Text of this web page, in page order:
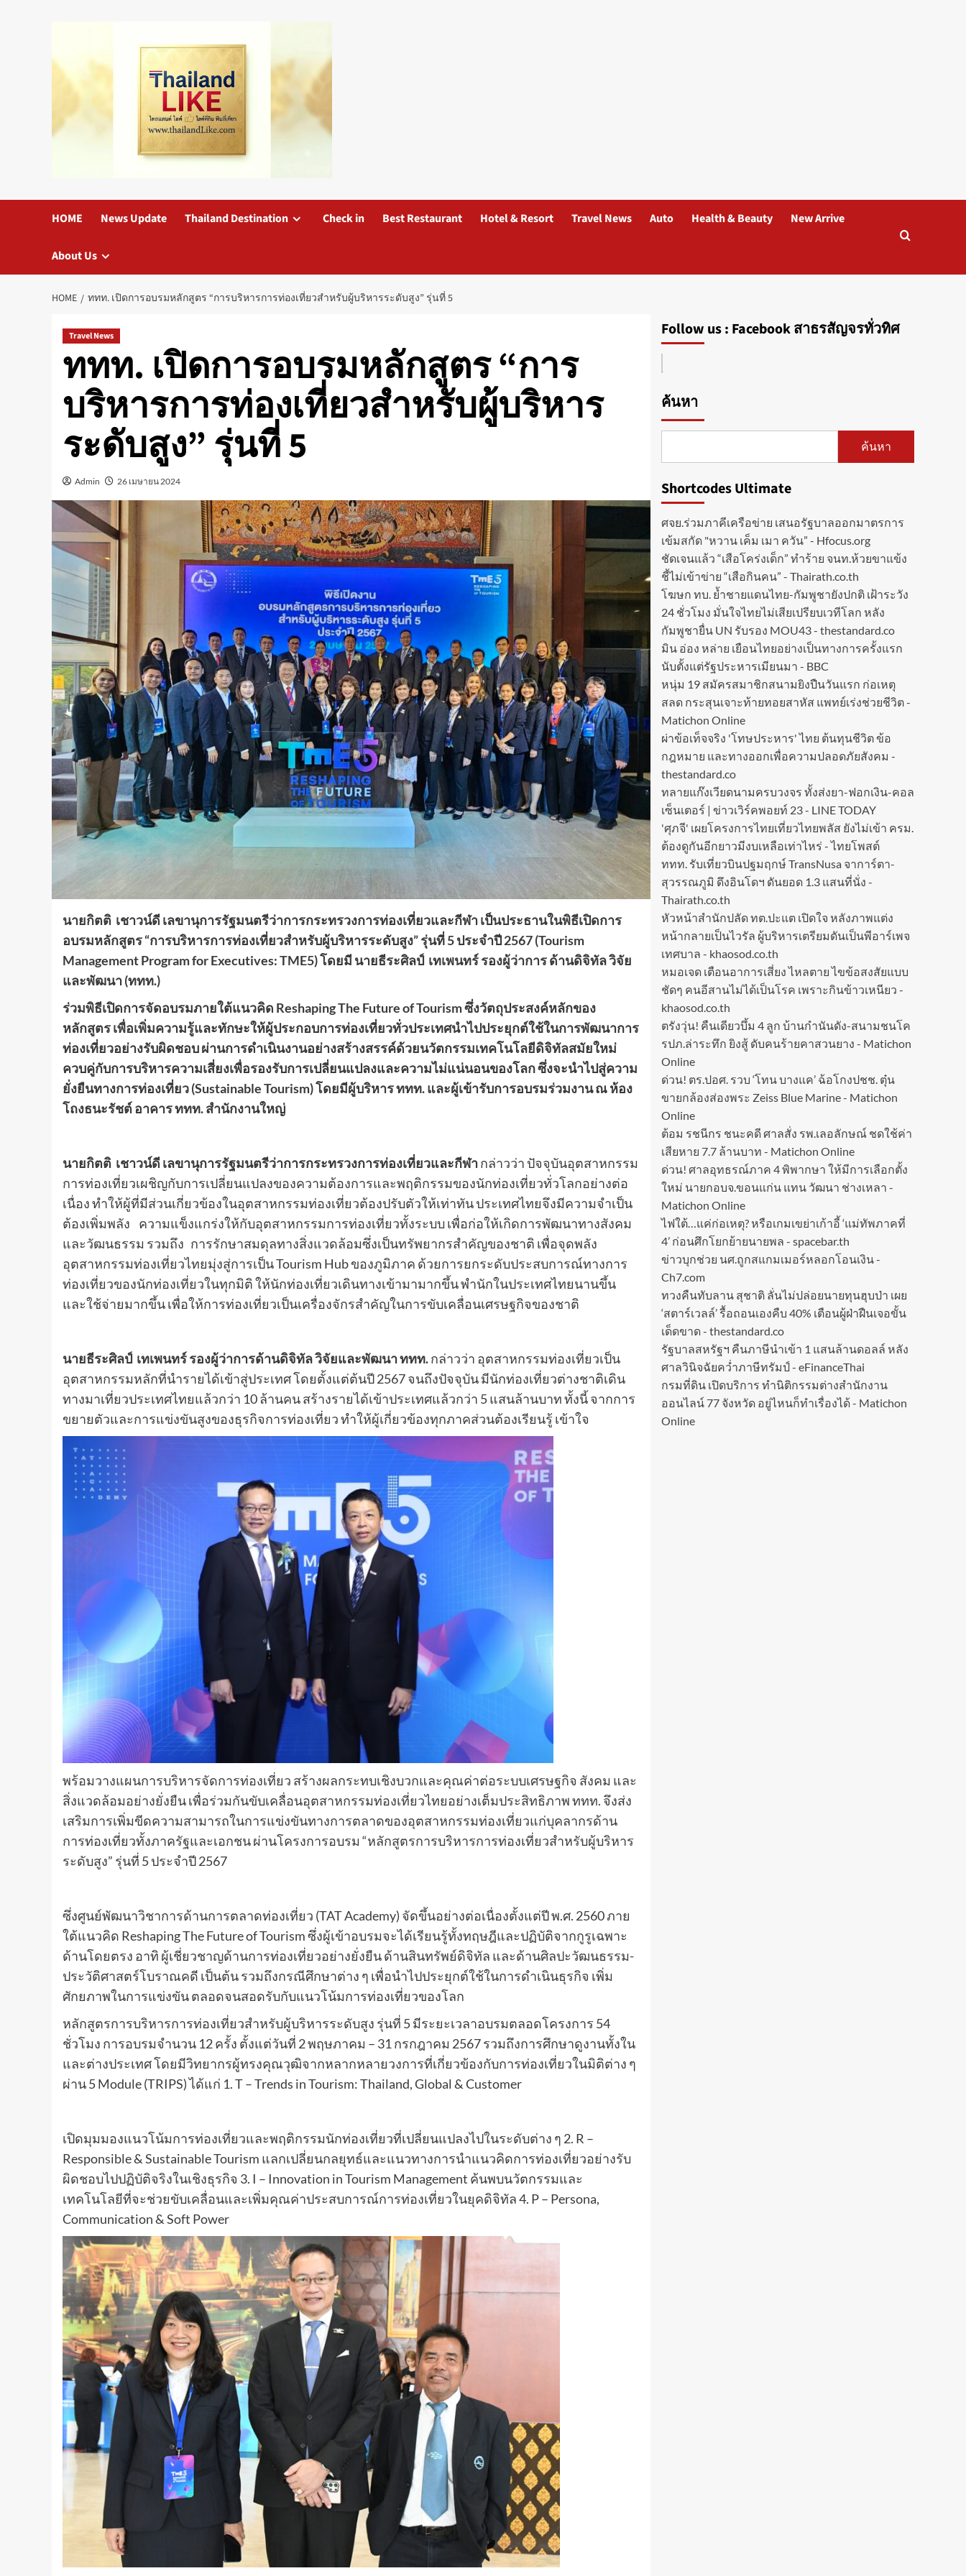
HOME News Update Thailand Destination Check in Best Restaurant Hotel & Resort Travel News Auto Health & Beauty New Arrive
About Us
HOME ททท. เปิดการอบรมหลักสูตร “การบริหารการท่องเที่ยวสำหรับผู้บริหารระดับสูง” รุ่นที่ 5
Travel News
ททท. เปิดการอบรมหลักสูตร “การ
บริหารการท่องเที่ยวสำหรับผู้บริหาร
ระดับสูง” รุ่นที่ 5
Admin 26 เมษายน 2024
นายกิตติ เชาวน์ดี เลขานุการรัฐมนตรีว่าการกระทรวงการท่องเที่ยวและกีฬาเป็นประธานในพิธีเปิดการ
อบรมหลักสูตร“การบริหารการท่องเที่ยวสำหรับผู้บริหารระดับสูง” รุ่นที่ 5 ประจำปี 2567(Tourism
Management Program for Executives: TME5) โดยมี นายธีระศิลป์ เทเพนทร์ รองผู้ว่าการ ด้านดิจิทัล วิจัย
และพัฒนา (ททท.)
ร่วมพิธีเปิดการจัดอบรมภายใต้แนวคิด Reshaping The Future of Tourism ซึ่งวัตถุประสงค์หลักของ
หลักสูตร เพื่อเพิ่มความรู้และทักษะให้ผู้ประกอบการท่องเที่ยวทั่วประเทศนำไปประยุกต์ใช้ในการพัฒนาการ
ท่องเที่ยวอย่างรับผิดชอบ ผ่านการดำเนินงานอย่างสร้างสรรค์ด้วยนวัตกรรมเทคโนโลยีดิจิทัลสมัยใหม่
ควบคู่กับการบริหารความเสี่ยงเพื่อรองรับการเปลี่ยนแปลงและความไม่แน่นอนของโลก ซึ่งจะนำไปสู่ความ
ยั่งยืนทางการท่องเที่ยว (Sustainable Tourism) โดยมีผู้บริหาร ททท. และผู้เข้ารับการอบรมร่วมงาน ณ ห้อง
โถงธนะรัชต์ อาคาร ททท. สำนักงานใหญ่
นายกิตติ เชาวน์ดี เลขานุการรัฐมนตรีว่าการกระทรวงการท่องเที่ยวและกีฬากล่าวว่า ปัจจุบันอุตสาหกรรม
การท่องเที่ยวเผชิญกับการเปลี่ยนแปลงของความต้องการและพฤติกรรมของนักท่องเที่ยวทั่วโลกอย่างต่อ
เนื่อง ทำให้ผู้ที่มีส่วนเกี่ยวข้องในอุตสาหกรรมท่องเที่ยวต้องปรับตัวให้เท่าทัน ประเทศไทยจึงมีความจำเป็น
ต้องเพิ่มพลัง ความแข็งแกร่งให้กับอุตสาหกรรมการท่องเที่ยวทั้งระบบ เพื่อก่อให้เกิดการพัฒนาทางสังคม
และวัฒนธรรม รวมถึง การรักษาสมดุลทางสิ่งแวดล้อมซึ่งเป็นทรัพยากรสำคัญของชาติ เพื่อจุดพลัง
อุตสาหกรรมท่องเที่ยวไทยมุ่งสู่การเป็น Tourism Hub ของภูมิภาค ด้วยการยกระดับประสบการณ์ทางการ
ท่องเที่ยวของนักท่องเที่ยวในทุกมิติ ให้นักท่องเที่ยวเดินทางเข้ามามากขึ้น พำนักในประเทศไทยนานขึ้น
และใช้จ่ายมากขึ้น เพื่อให้การท่องเที่ยวเป็นเครื่องจักรสำคัญในการขับเคลื่อนเศรษฐกิจของชาติ
นายธีระศิลป์ เทเพนทร์ รองผู้ว่าการด้านดิจิทัล วิจัยและพัฒนา ททท.กล่าวว่า อุตสาหกรรมท่องเที่ยวเป็น
อุตสาหกรรมหลักที่นำรายได้เข้าสู่ประเทศ โดยตั้งแต่ต้นปี 2567 จนถึงปัจจุบัน มีนักท่องเที่ยวต่างชาติเดิน
ทางมาเที่ยวประเทศไทยแล้วกว่า 10 ล้านคน สร้างรายได้เข้าประเทศแล้วกว่า 5 แสนล้านบาท ทั้งนี้ จากการ
ขยายตัวและการแข่งขันสูงของธุรกิจการท่องเที่ยว ทำให้ผู้เกี่ยวข้องทุกภาคส่วนต้องเรียนรู้ เข้าใจ
พร้อมวางแผนการบริหารจัดการท่องเที่ยว สร้างผลกระทบเชิงบวกและคุณค่าต่อระบบเศรษฐกิจ สังคม และ
สิ่งแวดล้อมอย่างยั่งยืน เพื่อร่วมกันขับเคลื่อนอุตสาหกรรมท่องเที่ยวไทยอย่างเต็มประสิทธิภาพ ททท. จึงส่ง
เสริมการเพิ่มขีดความสามารถในการแข่งขันทางการตลาดของอุตสาหกรรมท่องเที่ยวแก่บุคลากรด้าน
การท่องเที่ยวทั้งภาครัฐและเอกชน ผ่านโครงการอบรม “หลักสูตรการบริหารการท่องเที่ยวสำหรับผู้บริหาร
ระดับสูง” รุ่นที่ 5 ประจำปี 2567
ซึ่งศูนย์พัฒนาวิชาการด้านการตลาดท่องเที่ยว (TAT Academy) จัดขึ้นอย่างต่อเนื่องตั้งแต่ปี พ.ศ. 2560 ภาย
ใต้แนวคิด Reshaping The Future of Tourism ซึ่งผู้เข้าอบรมจะได้เรียนรู้ทั้งทฤษฎีและปฏิบัติจากกูรูเฉพาะ
ด้านโดยตรง อาทิ ผู้เชี่ยวชาญด้านการท่องเที่ยวอย่างยั่งยืน ด้านสินทรัพย์ดิจิทัล และด้านศิลปะวัฒนธรรม-
ประวัติศาสตร์โบราณคดี เป็นต้น รวมถึงกรณีศึกษาต่าง ๆ เพื่อนำไปประยุกต์ใช้ในการดำเนินธุรกิจ เพิ่ม
ศักยภาพในการแข่งขัน ตลอดจนสอดรับกับแนวโน้มการท่องเที่ยวของโลก
หลักสูตรการบริหารการท่องเที่ยวสำหรับผู้บริหารระดับสูง รุ่นที่ 5 มีระยะเวลาอบรมตลอดโครงการ 54
ชั่วโมง การอบรมจำนวน 12 ครั้ง ตั้งแต่วันที่ 2 พฤษภาคม – 31 กรกฎาคม 2567 รวมถึงการศึกษาดูงานทั้งใน
และต่างประเทศ โดยมีวิทยากรผู้ทรงคุณวุฒิจากหลากหลายวงการที่เกี่ยวข้องกับการท่องเที่ยวในมิติต่าง ๆ
ผ่าน 5 Module (TRIPS) ได้แก่ 1. T – Trends in Tourism: Thailand, Global & Customer
เปิดมุมมองแนวโน้มการท่องเที่ยวและพฤติกรรมนักท่องเที่ยวที่เปลี่ยนแปลงไปในระดับต่าง ๆ 2. R –
Responsible & Sustainable Tourism แลกเปลี่ยนกลยุทธ์และแนวทางการนําแนวคิดการท่องเที่ยวอย่างรับ
ผิดชอบไปปฏิบัติจริงในเชิงธุรกิจ 3. I – Innovation in Tourism Management ค้นพบนวัตกรรมและ
เทคโนโลยีที่จะช่วยขับเคลื่อนและเพิ่มคุณค่าประสบการณ์การท่องเที่ยวในยุคดิจิทัล 4. P – Persona,
Communication & Soft Power
Follow us : Facebook สาธรสัญจรทั่วทิศ
ค้นหา
ค้นหา
Shortcodes Ultimate
ศจย.ร่วมภาคีเครือข่าย เสนอรัฐบาลออกมาตรการ
เข้มสกัด "หวาน เค็ม เมา ควัน” - Hfocus.org
ชัดเจนแล้ว “เสือโคร่งเด็ก” ทำร้าย จนท.ห้วยขาแข้ง
ชี้ไม่เข้าข่าย “เสือกินคน” - Thairath.co.th
โฆษก ทบ. ย้ำชายแดนไทย-กัมพูชายังปกติ เฝ้าระวัง
24 ชั่วโมง มั่นใจไทยไม่เสียเปรียบเวทีโลก หลัง
กัมพูชายื่น UN รับรอง MOU43 - thestandard.co
มิน อ่อง หล่าย เยือนไทยอย่างเป็นทางการครั้งแรก
นับตั้งแต่รัฐประหารเมียนมา - BBC
หนุ่ม 19 สมัครสมาชิกสนามยิงปืนวันแรก ก่อเหตุ
สลด กระสุนเจาะท้ายทอยสาหัส แพทย์เร่งช่วยชีวิต -
Matichon Online
ผ่าข้อเท็จจริง 'โทษประหาร' ไทย ต้นทุนชีวิต ข้อ
กฎหมาย และทางออกเพื่อความปลอดภัยสังคม -
thestandard.co
ทลายแก๊งเวียดนามครบวงจร ทั้งส่งยา-ฟอกเงิน-คอล
เซ็นเตอร์ | ข่าวเวิร์คพอยท์ 23 - LINE TODAY
'ศุภจี' เผยโครงการไทยเที่ยวไทยพลัส ยังไม่เข้า ครม.
ต้องดูกันอีกยาวมีงบเหลือเท่าไหร่ - ไทยโพสต์
ททท. รับเที่ยวบินปฐมฤกษ์ TransNusa จาการ์ตา-
สุวรรณภูมิ ดึงอินโดฯ ดันยอด 1.3 แสนที่นั่ง -
Thairath.co.th
หัวหน้าสำนักปลัด ทต.ปะแต เปิดใจ หลังภาพแต่ง
หน้ากลายเป็นไวรัล ผู้บริหารเตรียมดันเป็นพีอาร์เพจ
เทศบาล - khaosod.co.th
หมอเจด เตือนอาการเสี่ยง ไหลตาย ไขข้อสงสัยแบบ
ชัดๆ คนอีสานไม่ได้เป็นโรค เพราะกินข้าวเหนียว -
khaosod.co.th
ตรังวุ่น! คืนเดียวบึ้ม 4 ลูก บ้านกำนันดัง-สนามชนโค
รปภ.ล่าระทึก ยิงสู้ ดับคนร้ายคาสวนยาง - Matichon
Online
ด่วน! ตร.ปอศ. รวบ ‘โทน บางแค’ ฉ้อโกงปชช. ตุ๋น
ขายกล้องส่องพระ Zeiss Blue Marine - Matichon
Online
ต้อม รชนีกร ชนะคดี ศาลสั่ง รพ.เลอลักษณ์ ชดใช้ค่า
เสียหาย 7.7 ล้านบาท - Matichon Online
ด่วน! ศาลอุทธรณ์ภาค 4 พิพากษา ให้มีการเลือกตั้ง
ใหม่ นายกอบจ.ขอนแก่น แทน วัฒนา ช่างเหลา -
Matichon Online
ไฟใต้…แค่ก่อเหตุ? หรือเกมเขย่าเก้าอี้ ‘แม่ทัพภาคที่
4’ ก่อนศึกโยกย้ายนายพล - spacebar.th
ข่าวบุกช่วย นศ.ถูกสแกมเมอร์หลอกโอนเงิน -
Ch7.com
ทวงคืนทับลาน สุชาติ ลั่นไม่ปล่อยนายทุนฮุบป่า เผย
‘สตาร์เวลล์’ รื้อถอนเองคืบ 40% เตือนผู้ฝ่าฝืนเจอขั้น
เด็ดขาด - thestandard.co
รัฐบาลสหรัฐฯ คืนภาษีนำเข้า 1 แสนล้านดอลล์ หลัง
ศาลวินิจฉัยคว่ำภาษีทรัมป์ - eFinanceThai
กรมที่ดิน เปิดบริการ ทำนิติกรรมต่างสำนักงาน
ออนไลน์ 77 จังหวัด อยู่ไหนก็ทำเรื่องได้ - Matichon
Online